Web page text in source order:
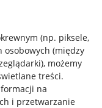
(np. piksele,
osobowych (między
, możemy
treści.
na
i przetwarzanie